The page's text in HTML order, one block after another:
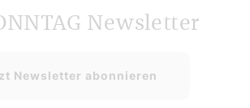
Newsletter
Newsletter abonnieren